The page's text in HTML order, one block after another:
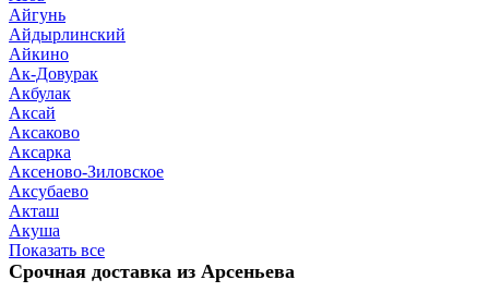
Айгунь
Айдырлинский
Айкино
Ак-Довурак
Акбулак
Аксай
Аксаково
Аксарка
Аксеново-Зиловское
Аксубаево
Акташ
Акуша
Показать все
Срочная доставка из Арсеньева